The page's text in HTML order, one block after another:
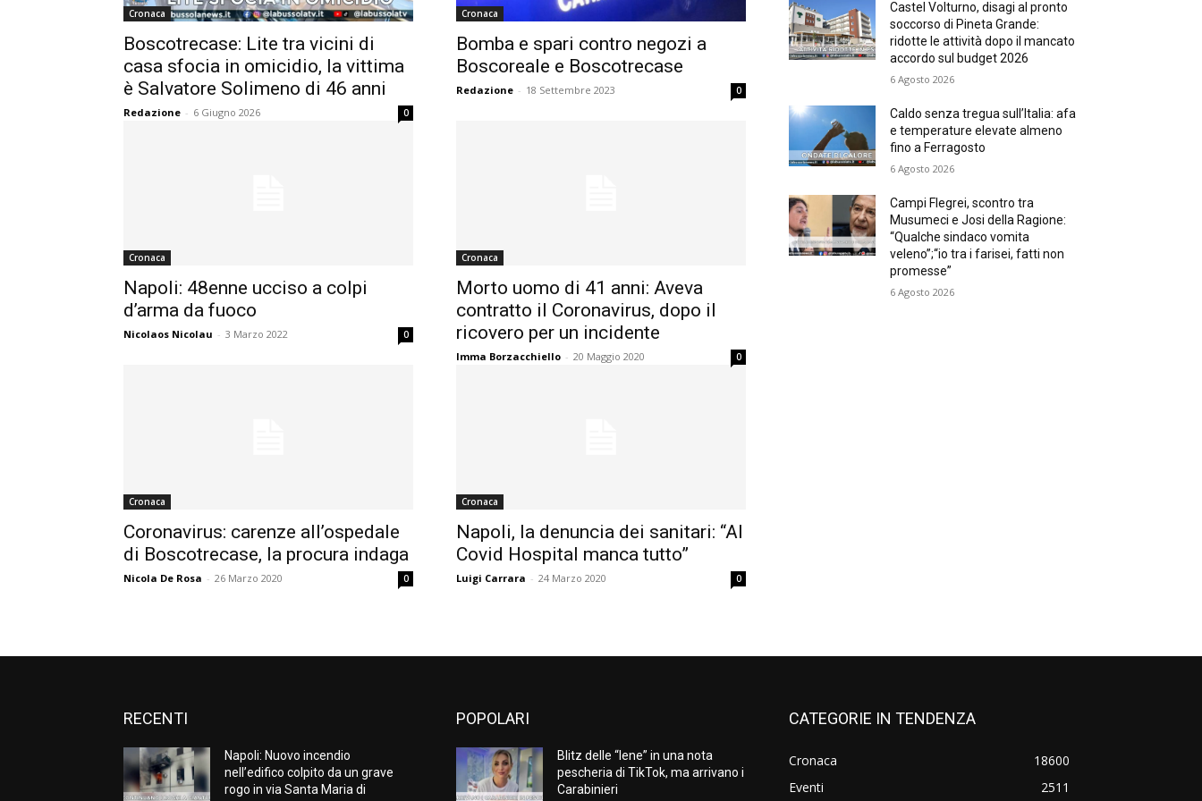
Cronaca
Boscotrecase: Lite tra vicini di
casa sfocia in omicidio, la vittima
è Salvatore Solimeno di 46 anni
Redazione - 6 Giugno 2026 0
Cronaca
Bomba e spari contro negozi a
Boscoreale e Boscotrecase
Redazione - 18 Settembre 2023 0
Cronaca
Napoli: 48enne ucciso a colpi
d’arma da fuoco
Nicolaos Nicolau - 3 Marzo 2022 0
Cronaca
Morto uomo di 41 anni: Aveva
contratto il Coronavirus, dopo il
ricovero per un incidente
Imma Borzacchiello - 20 Maggio 2020 0
Cronaca
Coronavirus: carenze all’ospedale
di Boscotrecase, la procura indaga
Nicola De Rosa - 26 Marzo 2020 0
Cronaca
Napoli, la denuncia dei sanitari: “Al
Covid Hospital manca tutto”
Luigi Carrara - 24 Marzo 2020 0
Castel Volturno, disagi al pronto
soccorso di Pineta Grande:
ridotte le attività dopo il mancato
accordo sul budget 2026
6 Agosto 2026
Caldo senza tregua sull’Italia: afa
e temperature elevate almeno
fino a Ferragosto
6 Agosto 2026
Campi Flegrei, scontro tra
Musumeci e Josi della Ragione:
“Qualche sindaco vomita
veleno”;“io tra i farisei, fatti non
promesse”
6 Agosto 2026
RECENTI
Napoli: Nuovo incendio
nell’edifico colpito da un grave
rogo in via Santa Maria di
POPOLARI
Blitz delle “Iene” in una nota
pescheria di TikTok, ma arrivano i
Carabinieri
CATEGORIE IN TENDENZA
Cronaca
18600
Eventi
2511